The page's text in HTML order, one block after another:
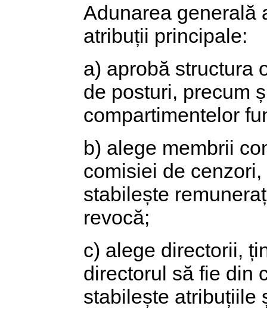
Adunarea generală
atribuții principale:
a) aprobă structura
de posturi, precum
compartimentelor
b) alege membrii
comisiei de
stabilește
revocă;
c) alege directorii,
directorul să fie din
stabilește atribuțiile